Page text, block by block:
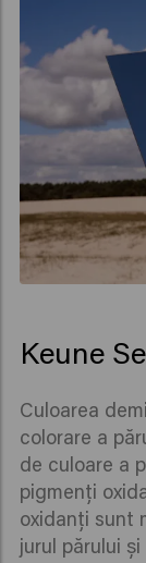
Keune
Culoarea
colorare a
de culoare a
pigmenți
oxidanți sunt
jurul părului